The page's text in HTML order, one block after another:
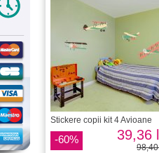
Stickere copii kit 4 Avioane
-60% 39,36